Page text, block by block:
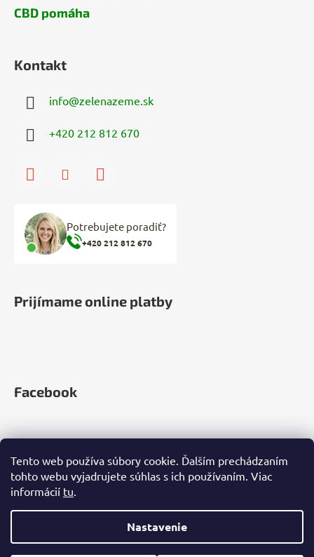
Tento web používa súbory cookie. Ďalším prechádzaním
tohto webu vyjadrujete súhlas s ich používaním. Viac
informácií tu.
Nastavenie
CBD pomáha
Kontakt
info@zelenazeme.sk
+420 212 812 670
Potrebujete poradiť?
+420 212 812 670
Prijímame online platby
Facebook
Vytvoril Shoptet